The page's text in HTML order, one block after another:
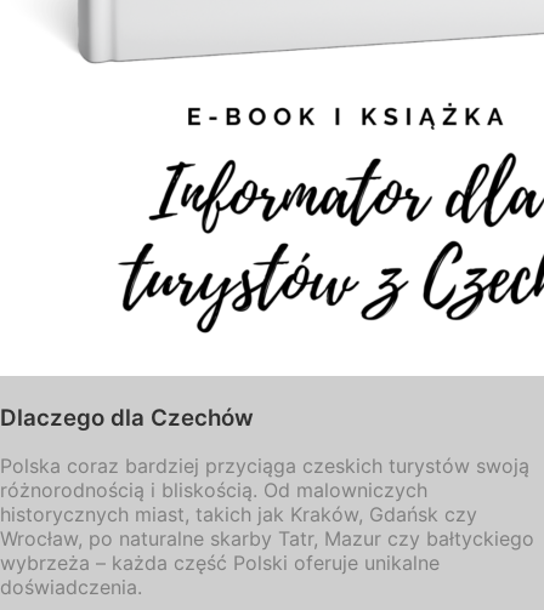
Dlaczego dla Czechów
Polska coraz bardziej przyciąga czeskich turystów swoją
różnorodnością i bliskością. Od malowniczych
historycznych miast, takich jak Kraków, Gdańsk czy
Wrocław, po naturalne skarby Tatr, Mazur czy bałtyckiego
wybrzeża – każda część Polski oferuje unikalne
doświadczenia.